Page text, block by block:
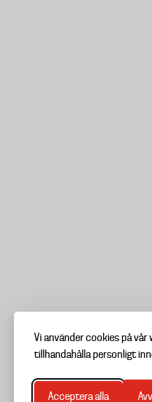
Vi använder cookies på
tillhandahålla personligt
Acceptera alla